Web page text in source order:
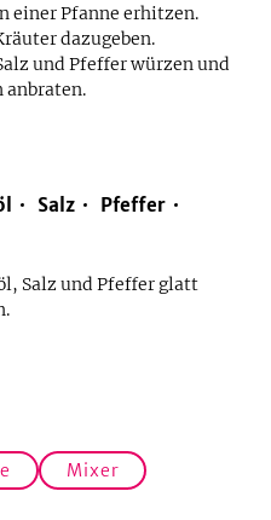
einer Pfanne erhitzen.
dazugeben.
und Pfeffer würzen und
anbraten.
Salz
Pfeffer
Salz und Pfeffer glatt
Mixer